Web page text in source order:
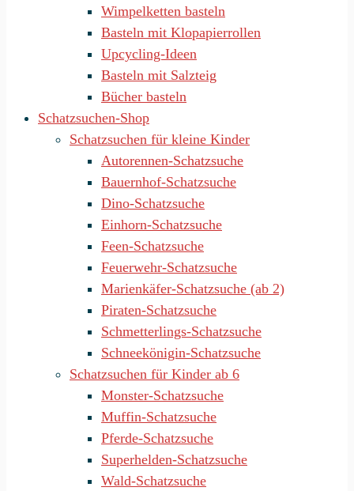
Wimpelketten basteln
Basteln mit Klopapierrollen
Upcycling-Ideen
Basteln mit Salzteig
Bücher basteln
Schatzsuchen-Shop
Schatzsuchen für kleine Kinder
Autorennen-Schatzsuche
Bauernhof-Schatzsuche
Dino-Schatzsuche
Einhorn-Schatzsuche
Feen-Schatzsuche
Feuerwehr-Schatzsuche
Marienkäfer-Schatzsuche (ab 2)
Piraten-Schatzsuche
Schmetterlings-Schatzsuche
Schneekönigin-Schatzsuche
Schatzsuchen für Kinder ab 6
Monster-Schatzsuche
Muffin-Schatzsuche
Pferde-Schatzsuche
Superhelden-Schatzsuche
Wald-Schatzsuche